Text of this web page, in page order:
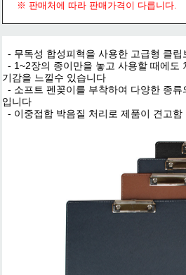
※ 판매처에 따라 판매가격이 다릅니다.
- 무독성 합성피혁을 사용한 고급형 클립
- 1~2장의 종이만을 놓고 사용할 때에도
기감을 느낄수 있습니다
- 소프트 펜꽂이를 부착하여 다양한 종
입니다
- 이중접합 박음질 처리로 제품이 견고함